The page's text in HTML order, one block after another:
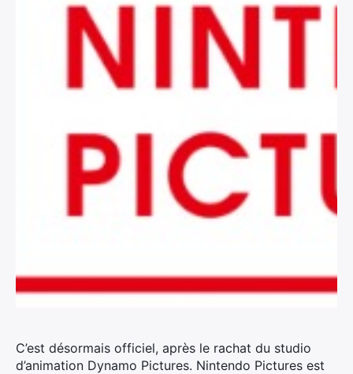
C’est désormais officiel, après le rachat du studio
d’animation Dynamo Pictures. Nintendo Pictures est